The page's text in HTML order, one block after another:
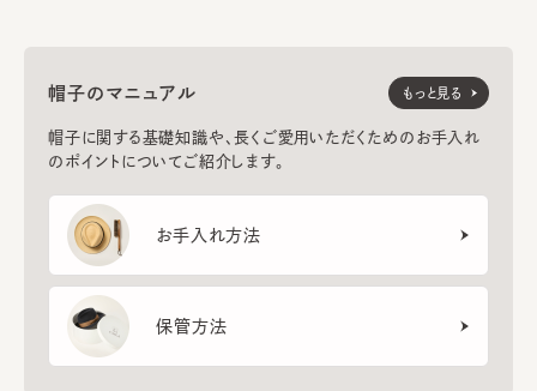
帽子のマニュアル
帽子に関する基礎知識や、長くご愛用いただくためのお手入れ
のポイントについてご紹介します。
お手入れ方法
保管方法
もっと見る